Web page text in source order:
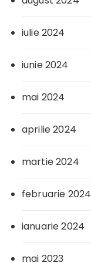
iulie 2024
iunie 2024
mai 2024
aprilie 2024
martie 2024
februarie 2024
ianuarie 2024
mai 2023